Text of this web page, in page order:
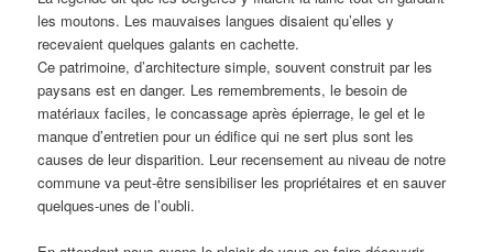
les moutons. Les mauvaises langues disaient qu’elles y
recevaient quelques galants en cachette.
Ce patrimoine, d’architecture simple, souvent construit par les
paysans est en danger. Les remembrements, le besoin de
matériaux faciles, le concassage après épierrage, le gel et le
manque d’entretien pour un édifice qui ne sert plus sont les
causes de leur disparition. Leur recensement au niveau de notre
commune va peut-être sensibiliser les propriétaires et en sauver
quelques-unes de l’oubli.